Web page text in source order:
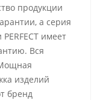
продукции
а серия
имеет
Вся
изделий
бренд